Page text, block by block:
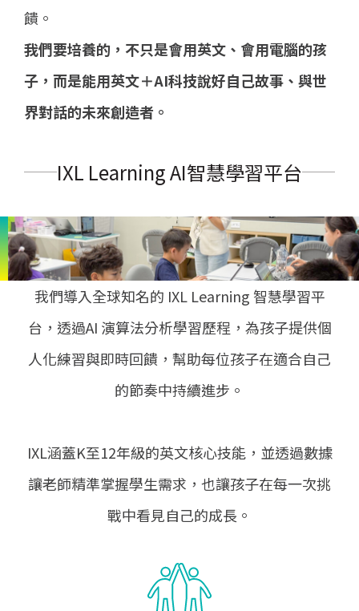
饋。
我們要培養的，不只是會用英文、會用電腦的孩
子，而是能用英文＋AI科技說好自己故事、與世
界對話的未來創造者。
IXL Learning AI智慧學習平台
我們導入全球知名的 IXL Learning 智慧學習平
台，透過AI 演算法分析學習歷程，為孩子提供個
人化練習與即時回饋，幫助每位孩子在適合自己
的節奏中持續進步。
IXL涵蓋K至12年級的英文核心技能，並透過數據
讓老師精準掌握學生需求，也讓孩子在每一次挑
戰中看見自己的成長。